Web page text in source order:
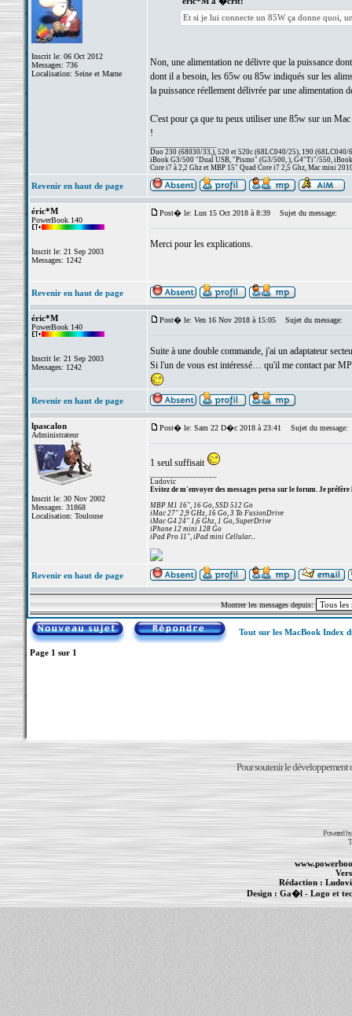
Inscrit le: 06 Oct 2012
Messages: 736
Localisation: Seine et Marne
Et si je lui connecte un 85W ça donne quoi,
Non, une alimentation ne délivre que la puissance
dont il a besoin, les 65w ou 85w indiqués sur les
la puissance réellement délivrée par une alimentation
C'est pour ça que tu peux utiliser une 85w sur un
!
Duo 230 (68030/33,), 520 et 520c (68LC040/25), 190 (68LC040/
iBook G3/500 "Dual USB, "Pismo" (G3/500, ), G4"Ti"/550,
Core i7 à 2,2 Ghz et MBP 15" Quad Core i7 2,5 Ghz, Mac mini
Revenir en haut de page
éric*M
PowerBook 140
Inscrit le: 21 Sep 2003
Messages: 1242
Post� le: Lun 15 Oct 2018 à 8:39 Sujet du message:
Merci pour les explications.
Revenir en haut de page
éric*M
PowerBook 140
Inscrit le: 21 Sep 2003
Messages: 1242
Post� le: Ven 16 Nov 2018 à 15:05 Sujet du message:
Suite à une double commande, j'ai un adaptateur
Si l'un de vous est intéressé… qu'il me contact par
Revenir en haut de page
lpascalon
Administrateur
Inscrit le: 30 Nov 2002
Messages: 31868
Localisation: Toulouse
Post� le: Sam 22 D�c 2018 à 23:41 Sujet du message:
1 seul suffisait
Ludovic
Evitez de m'envoyer des messages perso sur le forum. Je préfère
MBP M1 16", 16 Go, SSD 512 Go
iMac 27" 2,9 GHz, 16 Go, 3 To FusionDrive
iMac G4 24" 1,6 Ghz, 1 Go, SuperDrive
iPhone 12 mini 128 Go
iPad Pro 11", iPad mini Cellular...
Revenir en haut de page
Montrer les messages depuis:
Tout sur les MacBook Index
Page 1 sur 1
Pour soutenir le développement
Powered
Rédaction :
Design :Ga�l- Logo et
MacBook Pro